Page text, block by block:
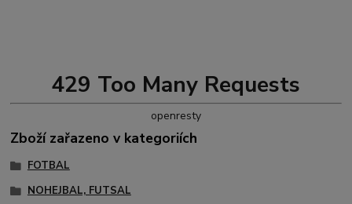
429 Too Many Requests
openresty
Zboží zařazeno v kategoriích
FOTBAL
NOHEJBAL, FUTSAL